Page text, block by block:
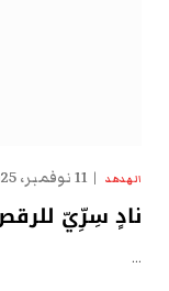
الهدهد 11 نوفمبر، 2025
نادٍ سِرِّيّ
…